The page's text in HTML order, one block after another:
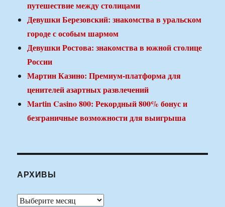
путешествие между столицами
Девушки Березовский: знакомства в уральском
городе с особым шармом
Девушки Ростова: знакомства в южной столице
России
Мартин Казино: Премиум-платформа для
ценителей азартных развлечений
Martin Casino 800: Рекордный 800% бонус и
безграничные возможности для выигрыша
АРХИВЫ
Архивы